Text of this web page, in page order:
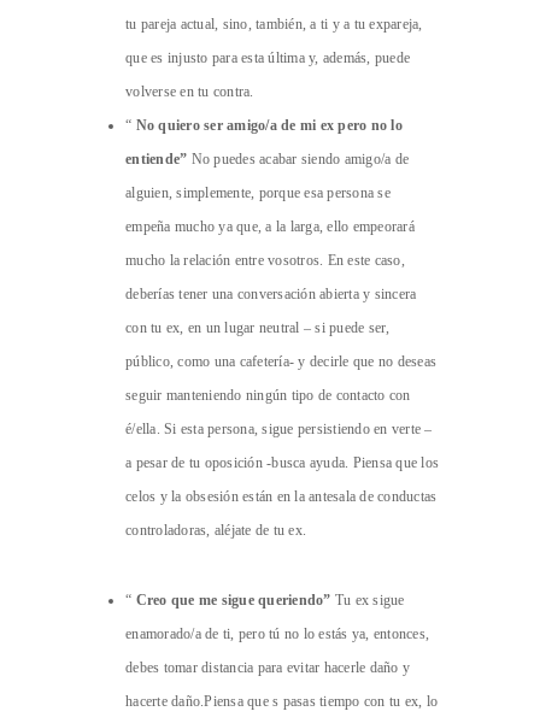
tu pareja actual, sino, también, a ti y a tu expareja,
que es injusto para esta última y, además, puede
volverse en tu contra.
“ No quiero ser amigo/a de mi ex pero no lo
entiende” No puedes acabar siendo amigo/a de
alguien, simplemente, porque esa persona se
empeña mucho ya que, a la larga, ello empeorará
mucho la relación entre vosotros. En este caso,
deberías tener una conversación abierta y sincera
con tu ex, en un lugar neutral – si puede ser,
público, como una cafetería- y decirle que no deseas
seguir manteniendo ningún tipo de contacto con
é/ella. Si esta persona, sigue persistiendo en verte –
a pesar de tu oposición -busca ayuda. Piensa que los
celos y la obsesión están en la antesala de conductas
controladoras, aléjate de tu ex.
“ Creo que me sigue queriendo” Tu ex sigue
enamorado/a de ti, pero tú no lo estás ya, entonces,
debes tomar distancia para evitar hacerle daño y
hacerte daño.Piensa que s pasas tiempo con tu ex, lo